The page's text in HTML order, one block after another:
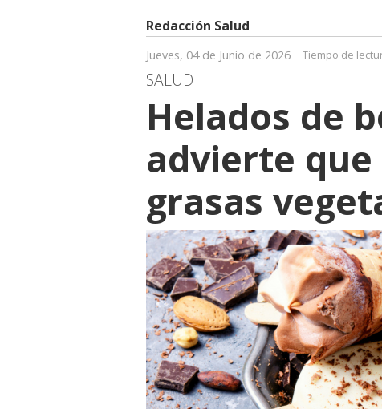
Redacción Salud
Jueves, 04 de Junio de 2026 Tiempo de
SALUD
Helados de
advierte que
grasas